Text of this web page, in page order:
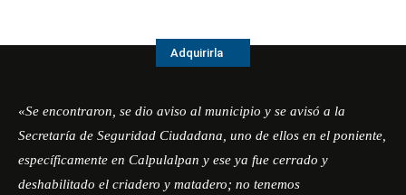
Adquirirla
«Se encontraron, se dio aviso al municipio y se avisó a la
Secretaría de Seguridad Ciudadana, uno de ellos en el poniente,
específicamente en Calpulalpan y ese ya fue cerrado y
deshabilitado el criadero y matadero; no tenemos